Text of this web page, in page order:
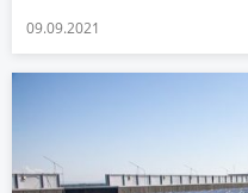
09.09.2021